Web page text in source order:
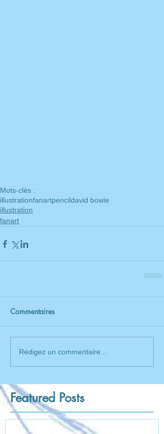
Mots-clés :
illustrationfanartpencildavid bowie
illustration
fanart
Commentaires
Rédigez un commentaire...
Featured Posts